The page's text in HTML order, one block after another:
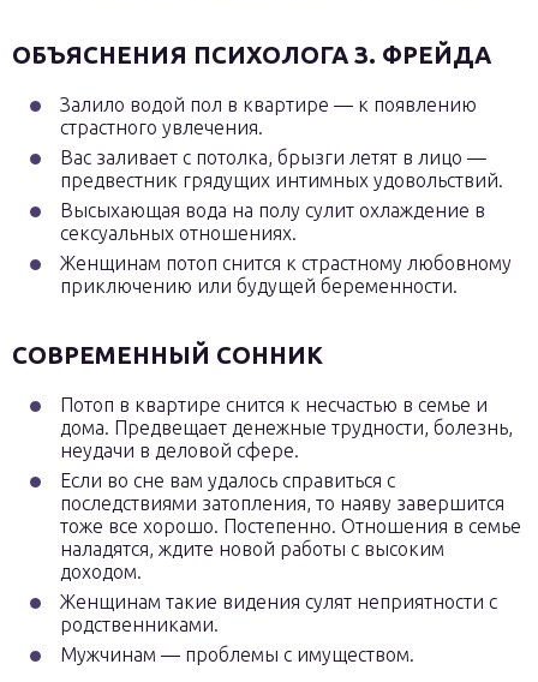
ОБЪЯСНЕНИЯ ПСИХОЛОГА З. ФРЕЙДА
Залило водой пол в квартире — к появлению
страстного увлечения.
Вас заливает с потолка, брызги летят в лицо —
предвестник грядущих интимных удовольствий.
Высыхающая вода на полу сулит охлаждение в
сексуальных отношениях.
Женщинам потоп снится к страстному любовному
приключению или будущей беременности.
СОВРЕМЕННЫЙ СОННИК
Потоп в квартире снится к несчастью в семье и
дома. Предвещает денежные трудности, болезнь,
неудачи в деловой сфере.
Если во сне вам удалось справиться с
последствиями затопления, то наяву завершится
тоже все хорошо. Постепенно. Отношения в семье
наладятся, ждите новой работы с высоким
доходом.
Женщинам такие видения сулят неприятности с
родственниками.
Мужчинам — проблемы с имуществом.